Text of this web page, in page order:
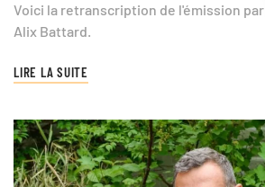
Voici la retranscription de l'émission par
Alix Battard.
LIRE LA SUITE